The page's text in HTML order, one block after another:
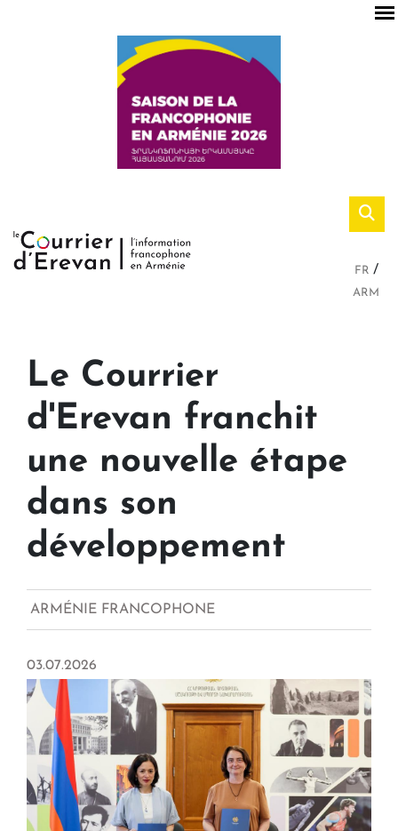
FR
ARM
Le Courrier
d'Erevan franchit
une nouvelle étape
dans son
développement
ARMÉNIE FRANCOPHONE
03.07.2026